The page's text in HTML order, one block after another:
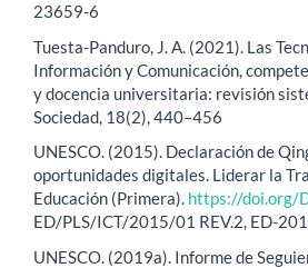
23659-6
Tuesta-Panduro, J. A. (2021). Las
Información y Comunicación,
y docencia universitaria: revisión
Sociedad, 18(2), 440–456
UNESCO. (2015). Declaración de
oportunidades digitales. Liderar la
Educación (Primera). https://doi.org/
ED/PLS/ICT/2015/01 REV.2, ED-
UNESCO. (2019a). Informe de